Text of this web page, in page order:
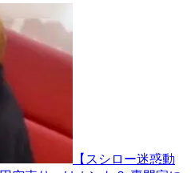
【スシロー迷惑動